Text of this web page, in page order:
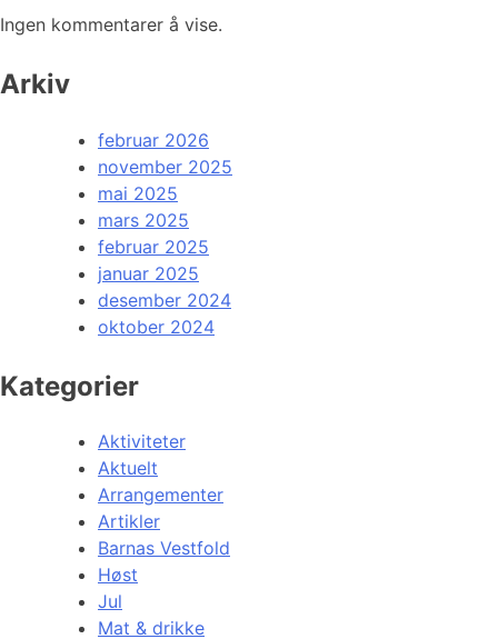
Ingen kommentarer å vise.
Arkiv
februar 2026
november 2025
mai 2025
mars 2025
februar 2025
januar 2025
desember 2024
oktober 2024
Kategorier
Aktiviteter
Aktuelt
Arrangementer
Artikler
Barnas Vestfold
Høst
Jul
Mat & drikke